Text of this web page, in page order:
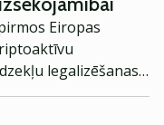
vien. Plašāk
Management
Eiropas
legalizēšanas
un klientu
dienests.